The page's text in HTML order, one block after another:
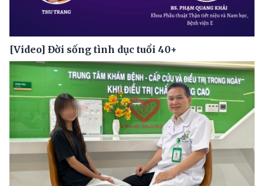
[Video] Đời sống tình dục tuổi 40+